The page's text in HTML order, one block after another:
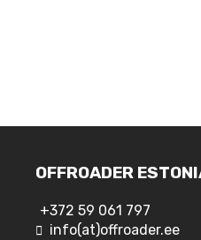
OFFROADER
+372 59 061 797
info(at)offroader.ee